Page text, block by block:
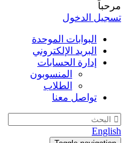
مرحباً
تسجيل الدخول
البوابات الموحدة
البريد الإلكتروني
إدارة الحسابات
المنسوبون
الطلاب
تواصل معنا
English